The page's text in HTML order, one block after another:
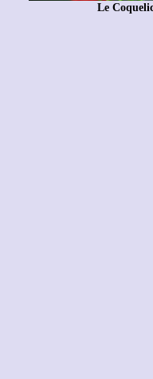
Le